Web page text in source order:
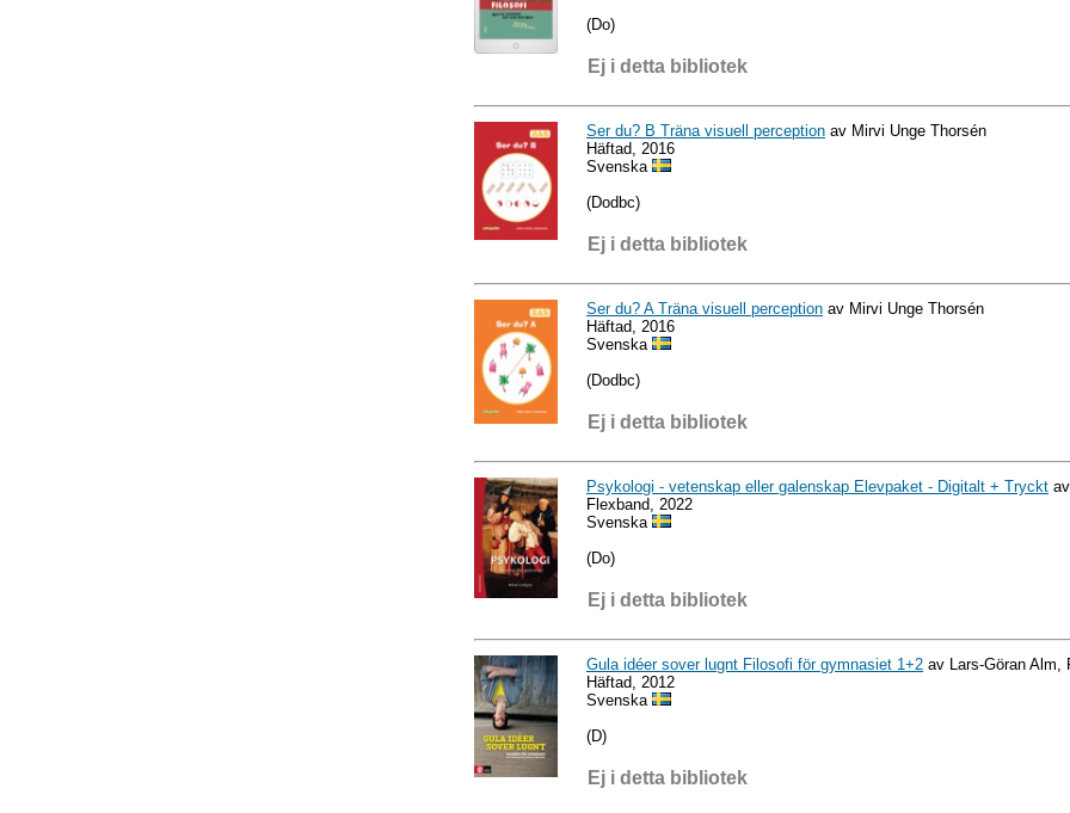
(Do)
Ej i detta bibliotek
Ser du? B Träna visuell perception av Mirvi Unge Thorsén
Häftad, 2016
Svenska
(Dodbc)
Ej i detta bibliotek
Ser du? A Träna visuell perception av Mirvi Unge Thorsén
Häftad, 2016
Svenska
(Dodbc)
Ej i detta bibliotek
Psykologi - vetenskap eller galenskap Elevpaket - Digitalt + Tryckt
Flexband, 2022
Svenska
(Do)
Ej i detta bibliotek
Gula idéer sover lugnt Filosofi för gymnasiet 1+2 av Lars-Göran Alm,
Häftad, 2012
Svenska
(D)
Ej i detta bibliotek